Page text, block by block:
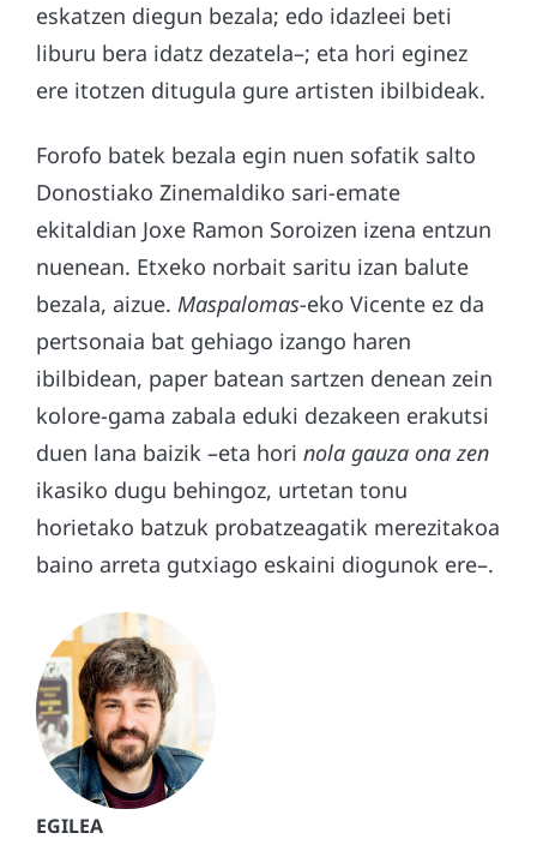
eskatzen diegun bezala; edo idazleei beti
liburu bera idatz dezatela–; eta hori eginez
ere itotzen ditugula gure artisten ibilbideak.
Forofo batek bezala egin nuen sofatik salto
Donostiako Zinemaldiko sari-emate
ekitaldian Joxe Ramon Soroizen izena entzun
nuenean. Etxeko norbait saritu izan balute
bezala, aizue. Maspalomas-eko Vicente ez da
pertsonaia bat gehiago izango haren
ibilbidean, paper batean sartzen denean zein
kolore-gama zabala eduki dezakeen erakutsi
duen lana baizik –eta hori nola gauza ona zen
ikasiko dugu behingoz, urtetan tonu
horietako batzuk probatzeagatik merezitakoa
baino arreta gutxiago eskaini diogunok ere–.